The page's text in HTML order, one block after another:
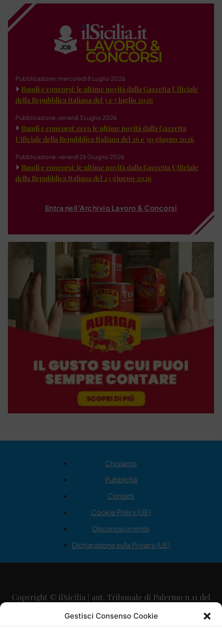
Gestisci Consenso Cookie
Pubblicazione: mercoledì 8 Luglio 2026
Bandi e concorsi: le ultime novità dalla Gazzetta Ufficiale
della Repubblica Italiana del 3 e 7 luglio 2026
Pubblicazione: venerdì 3 Luglio 2026
Bandi e concorsi: ecco le ultime novità dalla Gazzetta
Ufficiale della Repubblica Italiana del 26 e 30 giugno 2026
Pubblicazione: venerdì 26 Giugno 2026
Bandi e concorsi: le ultime novità dalla Gazzetta Ufficiale
della Repubblica Italiana del 23 giugno 2026
Entra nell'Archivio Lavoro & Concorsi
Chi siamo
Pubblicità
Contatti
Cookie Policy (UE)
Disconoscimento
Dichiarazione sulla Privacy (UE)
Copyright © ilSicilia | aut. Tribunale di Palermo n.11 del
29/09/2015